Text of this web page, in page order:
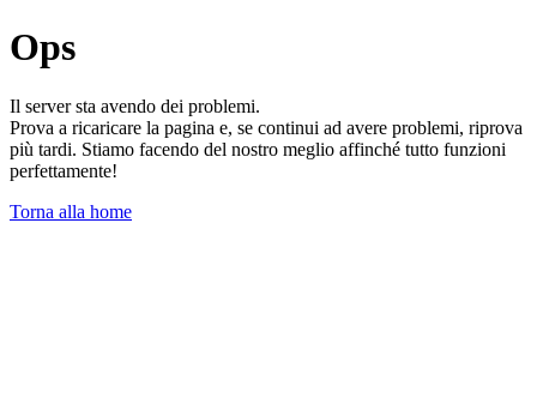
Ops
Il server sta avendo dei problemi.
Prova a ricaricare la pagina e, se continui ad avere problemi, riprova
più tardi. Stiamo facendo del nostro meglio affinché tutto funzioni
perfettamente!
Torna alla home